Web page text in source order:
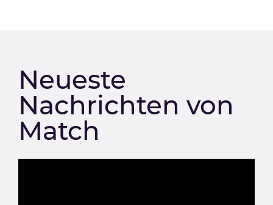
Neueste
Nachrichten von
Match